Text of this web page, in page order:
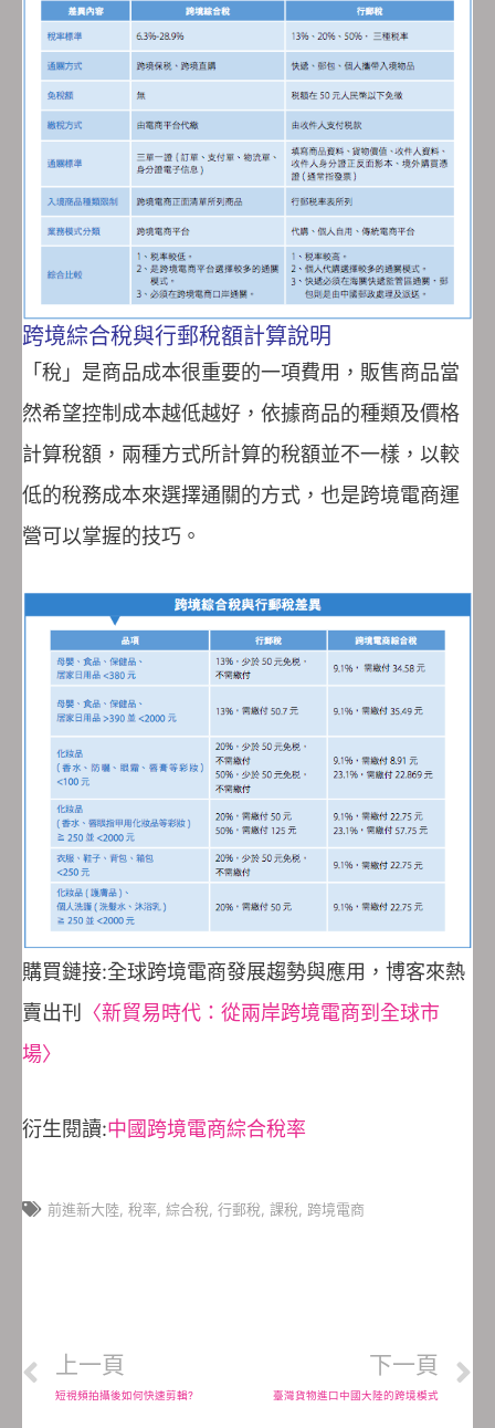
跨境綜合稅與行郵稅額計算說明
「稅」是商品成本很重要的一項費用，販售商品當
然希望控制成本越低越好，依據商品的種類及價格
計算稅額，兩種方式所計算的稅額並不一樣，以較
低的稅務成本來選擇通關的方式，也是跨境電商運
營可以掌握的技巧。
購買鏈接:全球跨境電商發展趨勢與應用，博客來熱
賣出刊
〈新貿易時代：從兩岸跨境電商到全球市
場〉
衍生閱讀:中國跨境電商綜合稅率
前進新大陸 稅率 綜合稅 行郵稅 課稅 跨境電商
上一頁
短視頻拍攝後如何快速剪輯?
下一頁
臺灣貨物進口中國大陸的跨境模式